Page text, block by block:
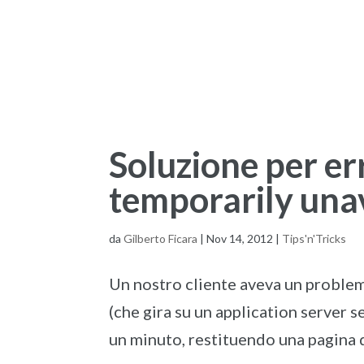
Soluzione per
temporarily
daGilberto Ficara |Nov 14, 2012 | Tips'n'Tricks
Un nostro cliente aveva un
(che gira su un application server
un minuto, restituendo una pagina